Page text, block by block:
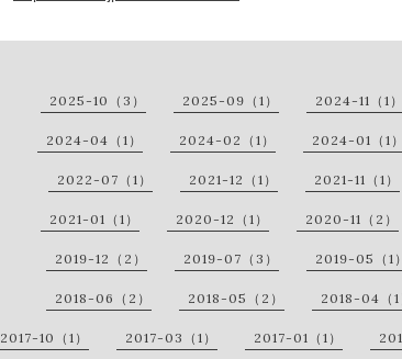
2025-10（3） 2025-09（1） 2024-11（1）
2024-04（1） 2024-02（1） 2024-01（1）
2022-07（1） 2021-12（1） 2021-11（1）
2021-01（1） 2020-12（1） 2020-11（2）
2019-12（2） 2019-07（3） 2019-05（1）
2018-06（2） 2018-05（2） 2018-04（1
2017-10（1） 2017-03（1） 2017-01（1）